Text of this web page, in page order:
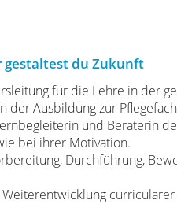
gestaltest du Zukunft
für die Lehre in der
der Ausbildung zur
und Beraterin
bei ihrer Motivation.
Durchführung,